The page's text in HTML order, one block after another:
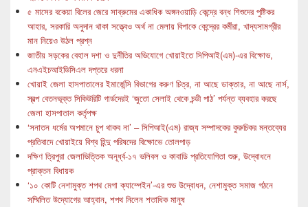
৫ মাসের বকেয়া বিলের জেরে সাব্রুমের একাধিক অঙ্গনওয়াড়ি কেন্দ্রে বন্ধ শিশুদের পুষ্টিকর
আহার, সরকারি অনুদান থাকা সত্ত্বেও অর্থ না মেলায় বিপাকে কেন্দ্রের কর্মীরা, খাদ্যসামগ্রীর
মান নিয়েও উঠল প্রশ্ন
জাতীয় সড়কের বেহাল দশা ও দুর্নীতির অভিযোগে খোয়াইতে সিপিআই(এম)-এর বিক্ষোভ,
এনএইচআইডিসিএল দপ্তরে ধরনা
খোয়াই জেলা হাসপাতালের ইমার্জেন্সি বিভাগের করুণ চিত্র, না আছে ডাক্তার, না আছে নার্স,
স্বল্প বেতনভূক্ত সিকিউরিটি গার্ডদেরই ‘জুতো সেলাই থেকে চন্ডী পাঠ’ পর্যন্ত ব্যবহার করছে
জেলা হাসপাতাল কর্তৃপক্ষ
‘সনাতন ধর্মের অপমানে চুপ থাকব না’ – সিপিআই(এম) রাজ্য সম্পাদকের কুরুচিকর মন্তব্যের
প্রতিবাদে খোয়াইয়ে বিশ্ব হিন্দু পরিষদের বিক্ষোভে তোলপাড়
দক্ষিণ ত্রিপুরা জেলাভিত্তিক অনূর্ধ্ব-১৭ ভলিবল ও কাবাডি প্রতিযোগিতা শুরু, উদ্বোধনে
প্রাক্তন বিধায়ক
‘১০ কোটি নেশামুক্ত শপথ মেগা ক্যাম্পেইন’-এর শুভ উদ্বোধন, নেশামুক্ত সমাজ গঠনে
সম্মিলিত উদ্যোগের আহ্বান, শপথ নিলেন শতাধিক মানুষ